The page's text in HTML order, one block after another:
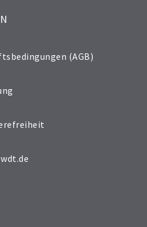
(AGB)
wdt.de